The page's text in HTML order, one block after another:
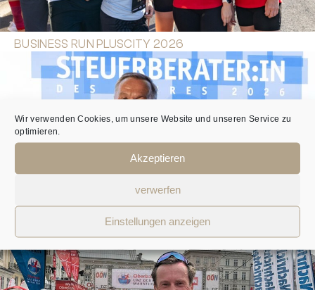
Wir verwenden Cookies, um unsere Website und unseren Service zu
optimieren.
Akzeptieren
verwerfen
Einstellungen anzeigen
BUSINESS RUN PLUSCITY 2026
ZUM 12. MAL STEUERBERATER DES JAHRES